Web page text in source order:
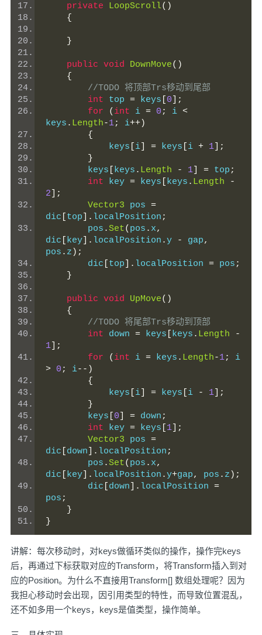
private
LoopScroll()
{
}
public void DownMove()
{
//TODO 将顶部Trs移动到尾部
int top = keys 0 ];
for
( int i = 0 ; i <
keys . Length-1; i++)
{
            keys
i = keys i + 1 ];
}
        keys
keys . Length - 1 = top ;
int key = keys keys . Length
-
2 ];
Vector3 pos =
dic
top ]. localPosition ;
        pos
.Set( pos . x,
dic
key ]. localPosition .y - gap,
pos . z );
        dic
top ]. localPosition = pos ;
}
public void UpMove()
{
//TODO 将尾部Trs移动到顶部
int down = keys keys . Length
-
1 ];
for
( int i = keys . Length-1;
> 0 ; i--)
{
            keys
i = keys i - 1 ];
}
        keys
0 = down ;
int key = keys 1 ];
Vector3 pos =
dic
down ]. localPosition ;
        pos
.Set( pos . x,
dic
key ]. localPosition .y+gap, pos . z );
        dic
down ]. localPosition =
pos ;
}
}
讲解：每次移动时，对keys做循环类似的操作，操作完keys
后，再通过下标获取对应的Transform，将Transform插入到对
应的Position。为什么不直接用Transform[] 数组处理呢？因为
我担心移动时会出现，因引用类型的特性，而导致位置混乱，
还不如多用一个keys，keys是值类型，操作简单。